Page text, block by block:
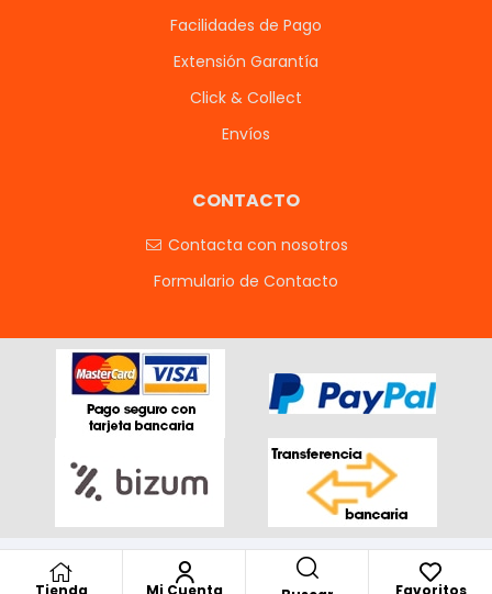
Tienda Mi Cuenta Favoritos
Facilidades de Pago
Extensión Garantía
Click & Collect
Envíos
CONTACTO
Contacta con nosotros
Formulario de Contacto